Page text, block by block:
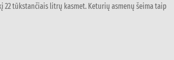
tūkstančiais litrų kasmet. Keturių asmenų šeima taip